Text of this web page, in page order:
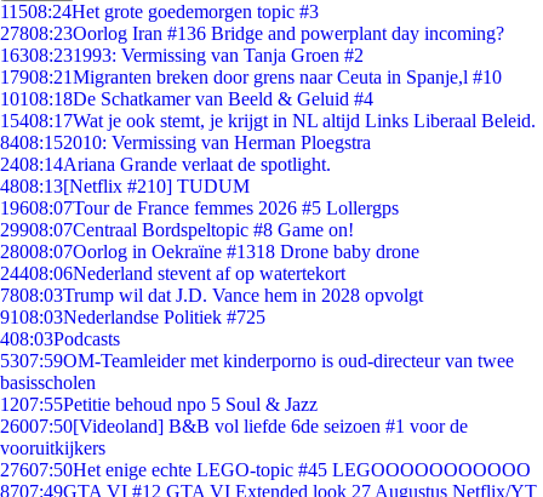
11508:24Het grote goedemorgen topic #3
27808:23Oorlog Iran #136 Bridge and powerplant day incoming?
16308:231993: Vermissing van Tanja Groen #2
17908:21Migranten breken door grens naar Ceuta in Spanje,l #10
10108:18De Schatkamer van Beeld & Geluid #4
15408:17Wat je ook stemt, je krijgt in NL altijd Links Liberaal Beleid.
8408:152010: Vermissing van Herman Ploegstra
2408:14Ariana Grande verlaat de spotlight.
4808:13[Netflix #210] TUDUM
19608:07Tour de France femmes 2026 #5 Lollergps
29908:07Centraal Bordspeltopic #8 Game on!
28008:07Oorlog in Oekraïne #1318 Drone baby drone
24408:06Nederland stevent af op watertekort
7808:03Trump wil dat J.D. Vance hem in 2028 opvolgt
9108:03Nederlandse Politiek #725
408:03Podcasts
5307:59OM-Teamleider met kinderporno is oud-directeur van twee
basisscholen
1207:55Petitie behoud npo 5 Soul & Jazz
26007:50[Videoland] B&B vol liefde 6de seizoen #1 voor de
vooruitkijkers
27607:50Het enige echte LEGO-topic #45 LEGOOOOOOOOOOO
8707:49GTA VI #12 GTA VI Extended look 27 Augustus Netflix/YT